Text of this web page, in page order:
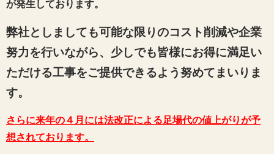
が発生しております。
弊社としましても可能な限りのコスト削減や企業
努力を行いながら、少しでも皆様にお得に満足い
ただける工事をご提供できるよう努めてまいりま
す。
さらに来年の４月には法改正による足場代の値上がりが予
想されております。